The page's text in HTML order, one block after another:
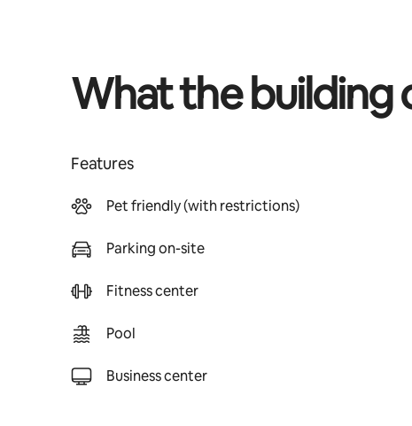
What the building
Features
Pet friendly (with restrictions)
Parking on-site
Fitness center
Pool
Business center